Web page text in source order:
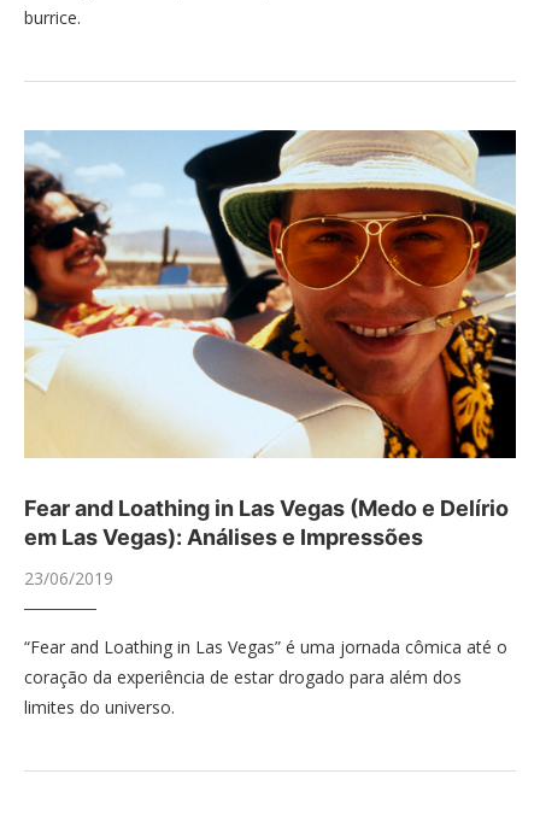
burrice.
Fear and Loathing in Las Vegas (Medo e Delírio
em Las Vegas): Análises e Impressões
23/06/2019
“Fear and Loathing in Las Vegas” é uma jornada cômica até o
coração da experiência de estar drogado para além dos
limites do universo.